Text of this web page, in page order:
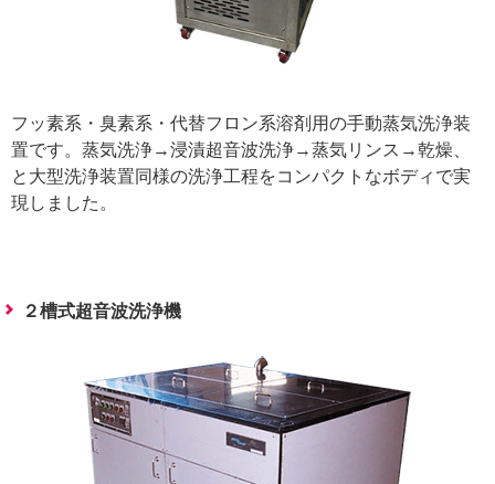
フッ素系・臭素系・代替フロン系溶剤用の手動蒸気洗浄装
置です。蒸気洗浄→浸漬超音波洗浄→蒸気リンス→乾燥、
と大型洗浄装置同様の洗浄工程をコンパクトなボディで実
現しました。
２槽式超音波洗浄機